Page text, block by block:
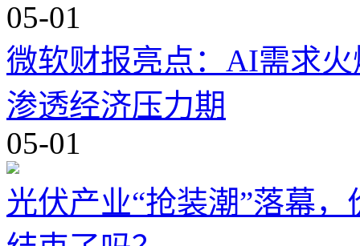
05-01
微软财报亮点：AI需求
渗透经济压力期
05-01
光伏产业“抢装潮”落幕